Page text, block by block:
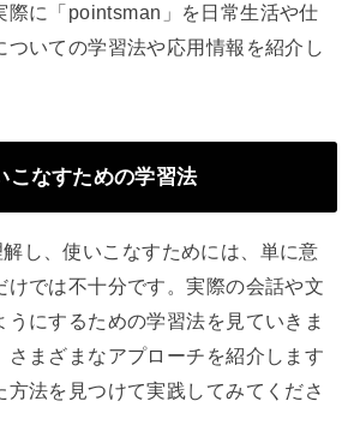
際に「pointsman」を日常生活や仕
ついての学習法や応用情報を紹介し
なすための学習法
解し、使いこなすためには、単に意
けでは不十分です。実際の会話や文
にするための学習法を見ていきま
さまざまなアプローチを紹介します
方法を見つけて実践してみてくださ